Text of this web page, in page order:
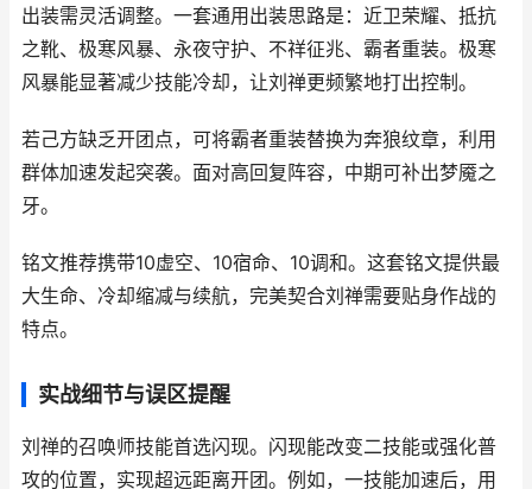
出装需灵活调整。一套通用出装思路是：近卫荣耀、抵抗
之靴、极寒风暴、永夜守护、不祥征兆、霸者重装。极寒
风暴能显著减少技能冷却，让刘禅更频繁地打出控制。
若己方缺乏开团点，可将霸者重装替换为奔狼纹章，利用
群体加速发起突袭。面对高回复阵容，中期可补出梦魇之
牙。
铭文推荐携带10虚空、10宿命、10调和。这套铭文提供最
大生命、冷却缩减与续航，完美契合刘禅需要贴身作战的
特点。
实战细节与误区提醒
刘禅的召唤师技能首选闪现。闪现能改变二技能或强化普
攻的位置，实现超远距离开团。例如，一技能加速后，用